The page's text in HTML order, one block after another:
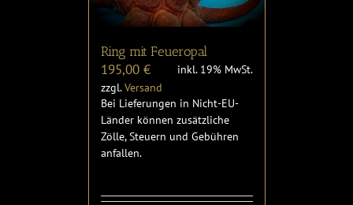
Ring mit Feueropal
195,00 €
inkl. 19% MwSt.
zzgl.Versand
Bei Lieferungen in Nicht-EU-
Länder können zusätzliche
Zölle, Steuern und Gebühren
anfallen.